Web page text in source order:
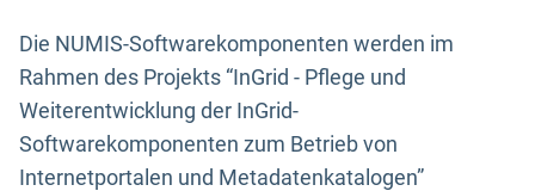
Die NUMIS-Softwarekomponenten werden im
Rahmen des Projekts “InGrid - Pflege und
Weiterentwicklung der InGrid-
Softwarekomponenten zum Betrieb von
Internetportalen und Metadatenkatalogen”